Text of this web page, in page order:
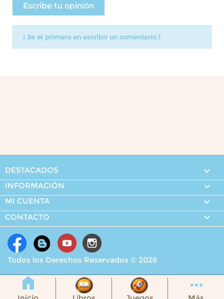
Escribe tu opinión
¡ Se el primero en escribir un comentario !
DESTACADOS 
INFORMACIÓN 
MI CUENTA 
CONTACTO 
Todos los Derechos Reservados © 2026